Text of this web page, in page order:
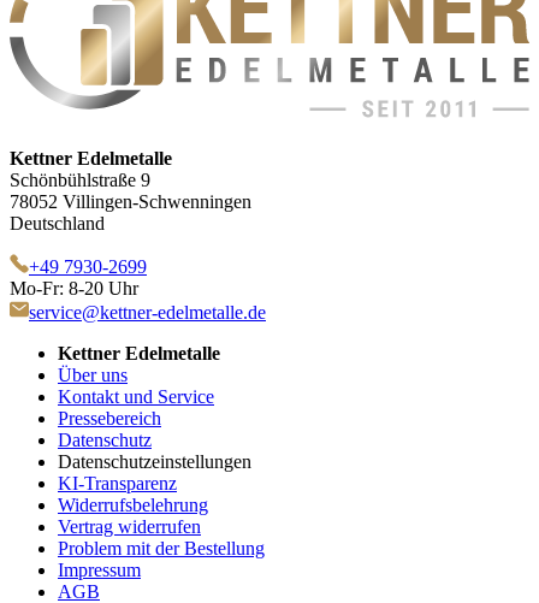
Kettner Edelmetalle
Schönbühlstraße 9
78052 Villingen-Schwenningen
Deutschland
+49 7930-2699
Mo-Fr: 8-20 Uhr
service@kettner-edelmetalle.de
Kettner Edelmetalle
Über uns
Kontakt und Service
Pressebereich
Datenschutz
Datenschutzeinstellungen
KI-Transparenz
Widerrufsbelehrung
Vertrag widerrufen
Problem mit der Bestellung
Impressum
AGB